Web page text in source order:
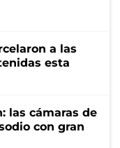
a las
esta
las cámaras de
con gran